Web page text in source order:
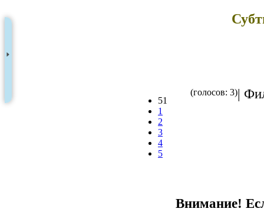
51
1
2
3
4
5
(голосов: 3)|
Внимание!